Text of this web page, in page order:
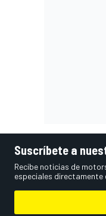
Suscríbete a
Recibe noticias de
especiales directamente